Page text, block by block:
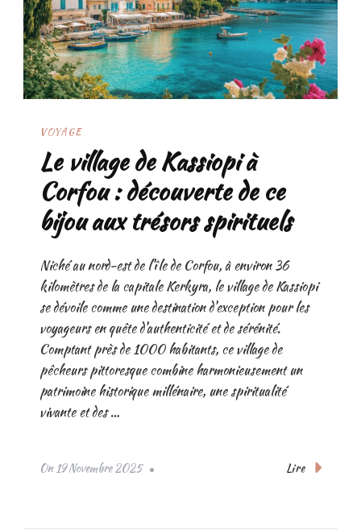
VOYAGE
Le village de Kassiopi à
Corfou : découverte de ce
bijou aux trésors spirituels
Niché au nord-est de l'île de Corfou, à environ 36
kilomètres de la capitale Kerkyra, le village de Kassiopi
se dévoile comme une destination d'exception pour les
voyageurs en quête d'authenticité et de sérénité.
Comptant près de 1000 habitants, ce village de
pêcheurs pittoresque combine harmonieusement un
patrimoine historique millénaire, une spiritualité
vivante et des …
On19 Novembre 2025 Lire